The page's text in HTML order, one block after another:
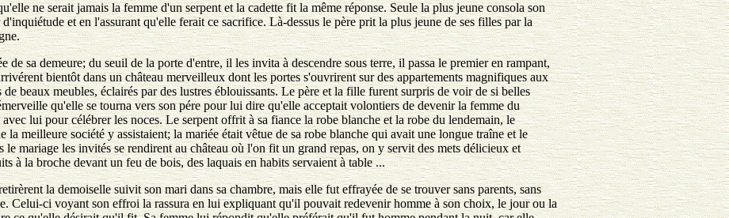
ne serait jamais la femme d'un serpent et la cadette fit la même réponse. Seule la plus jeune consola son
et en l'assurant qu'elle ferait ce sacrifice. Là-dessus le père prit la plus jeune de ses filles par la
de sa demeure; du seuil de la porte d'entre, il les invita à descendre sous terre, il passa le premier en rampant,
bientôt dans un château merveilleux dont les portes s'ouvrirent sur des appartements magnifiques aux
de beaux meubles, éclairés par des lustres éblouissants. Le père et la fille furent surpris de voir de si belles
qu'elle se tourna vers son pére pour lui dire qu'elle acceptait volontiers de devenir la femme du
lui pour célébrer les noces. Le serpent offrit à sa fiance la robe blanche et la robe du lendemain, le
la meilleure société y assistaient; la mariée était vêtue de sa robe blanche qui avait une longue traîne et le
le mariage les invités se rendirent au château où l'on fit un grand repas, on y servit des mets délicieux et
à la broche devant un feu de bois, des laquais en habits servaient à table ...
la demoiselle suivit son mari dans sa chambre, mais elle fut effrayée de se trouver sans parents, sans
Celui-ci voyant son effroi la rassura en lui expliquant qu'il pouvait redevenir homme à son choix, le jour ou la